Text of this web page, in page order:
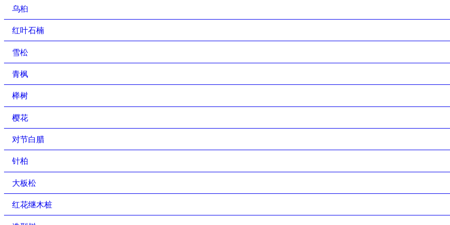
乌桕
红叶石楠
雪松
青枫
榉树
樱花
对节白腊
针柏
大板松
红花继木桩